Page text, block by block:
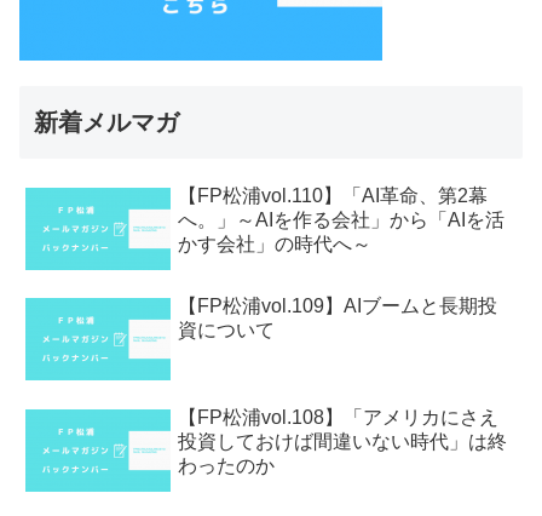
新着メルマガ
【FP松浦vol.110】「AI革命、第2幕
へ。」～AIを作る会社」から「AIを活
かす会社」の時代へ～
【FP松浦vol.109】AIブームと長期投
資について
【FP松浦vol.108】「アメリカにさえ
投資しておけば間違いない時代」は終
わったのか